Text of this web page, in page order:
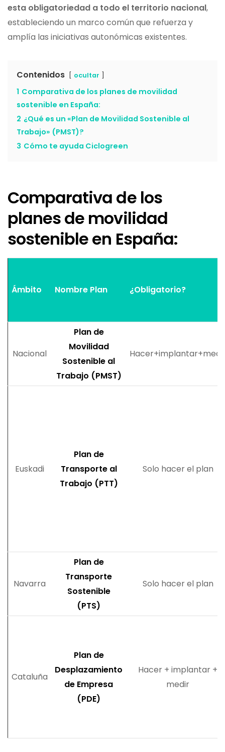
esta obligatoriedad a todo el territorio nacional,
estableciendo un marco común que refuerza y
amplía las iniciativas autonómicas existentes.
Contenidos ocultar
1 Comparativa de los planes de movilidad
sostenible en España:
2 ¿Qué es un «Plan de Movilidad Sostenible al
Trabajo» (PMST)?
3 Cómo te ayuda Ciclogreen
Comparativa de los
planes de movilidad
sostenible en España:
Ámbito Nombre Plan ¿Obligatorio?
Nacional
Plan de
Movilidad
Sostenible al
Trabajo (PMST)
Euskadi
Plan de
Transporte al
Trabajo (PTT)
Solo hacer el plan
Navarra
Plan de
Transporte
Sostenible
(PTS)
Solo hacer el plan
Cataluña
Plan de
Desplazamiento
de Empresa
(PDE)
Hacer + implantar +
medir